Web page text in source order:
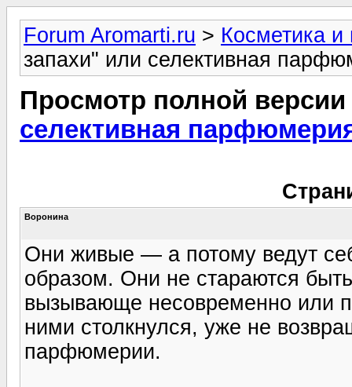
Forum Aromarti.ru > Косметика
запахи" или селективная
Просмотр полной
селективная
Воронина
Они живые — а потому ведут
образом. Они не стараются
вызывающе несовременно или
ними столкнулся, уже не
парфюмерии.